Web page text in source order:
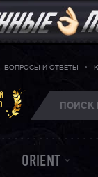
ВОПРОСЫ И ОТВЕТЫ
ORIENT